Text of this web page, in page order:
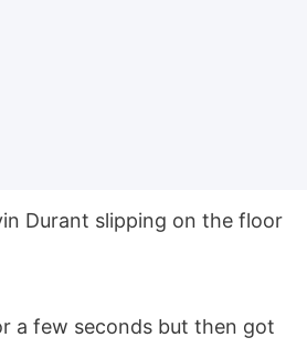
Durant slipping on the floor
a few seconds but then got